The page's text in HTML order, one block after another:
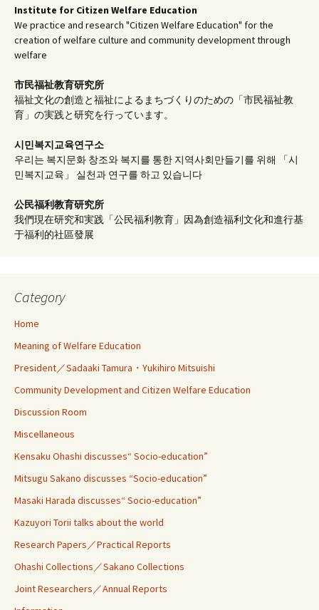
Institute for Citizen Welfare Education
We practice and research "Citizen Welfare Education" for the
creation of welfare culture and community development through
welfare
市民福祉教育研究所
福祉文化の創造と福祉によるまちづくりのための「市民福祉教
育」の実践と研究を行っています。
시민복지교육연구소
우리는 복지문화 창조와 복지를 통한 지역사회만들기를 위해 「시
민복지교육」 실천과 연구를 하고 있습니다
公民福利教育研究所
我們現在研究和実践「公民福利教育」因為創造福利文化和進行基
于福利的社區發展
Category
Home
Meaning of Welfare Education
President／Sadaaki Tamura・Yukihiro Mitsuishi
Community Development and Citizen Welfare Education
Discussion Room
Miscellaneous
Kensaku Ohashi discusses“ Socio-education”
Mitsugu Sakano discusses “Socio-education”
Masaki Harada discusses“ Socio-education”
Kazuyori Torii talks about the world
Research Papers／Practical Reports
Ohashi Collections／Sakano Collections
Joint Researchers／Annual Reports